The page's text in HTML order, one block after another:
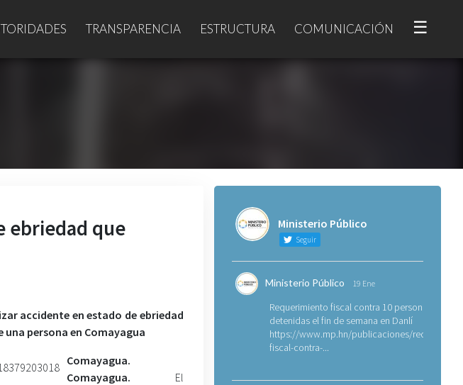
TRANSPARENCIA ESTRUCTURA COMUNICACIÓN ☰
ebriedad que
accidente en estado de ebriedad
persona en Comayagua
Comayagua.
Comayagua. El
Ministerio Público
Seguir
Ministerio Público 19 Ene
Requerimiento fiscal contra 10 personas
detenidas el fin de semana en Danlí
https://www.mp.hn/publicaciones/
fiscal-contra-...